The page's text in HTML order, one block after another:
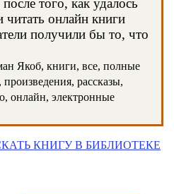
того, как удалось
читать онлайн книги
получили бы то, что
Якоб, книги, все, полные
рассказы,
онлайн, электронные
КНИГУ В БИБЛИОТЕКЕ